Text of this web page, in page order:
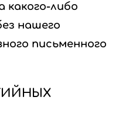
либо
нашего
письменного